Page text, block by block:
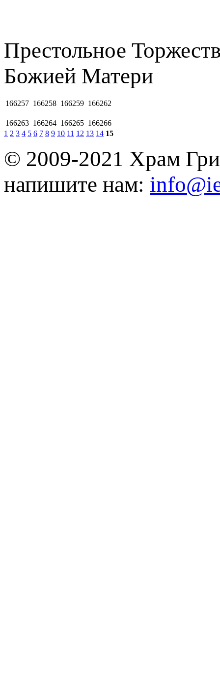
Престольное
Божией Матеpи
166257 166258 166259 166262
166263 166264 166265 166266
1 2 3 4 5 6 7 8 9 10 11 12 13 14 15
© 2009-2021 Храм
напишите нам: